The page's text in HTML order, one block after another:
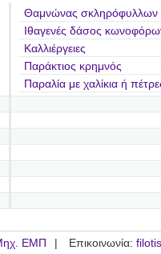
Θαμνώνας σκληρόφυλλων
Ιθαγενές δάσος
Καλλιέργειες
Παράκτιος κρημνός
Παραλία με χαλίκια ή
ΕΜΠ Επικοινωνία: